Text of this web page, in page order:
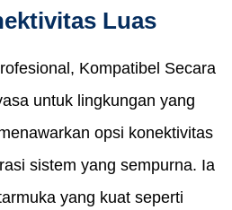
Luas
Kompatibel Secara
untuk lingkungan yang
opsi konektivitas
sistem yang sempurna. Ia
yang kuat seperti